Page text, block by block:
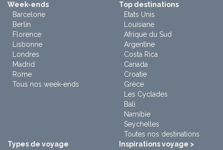
Week-ends
Barcelone
Berlin
Florence
Lisbonne
Londres
Madrid
Rome
Tous nos week-ends
Top destinations
Etats Unis
Louisiane
Afrique du Sud
Argentine
Costa Rica
Canada
Croatie
Grèce
Les Cyclades
Bali
Namibie
Seychelles
Toutes nos destinations
Types de voyage
Inspirations voyage >